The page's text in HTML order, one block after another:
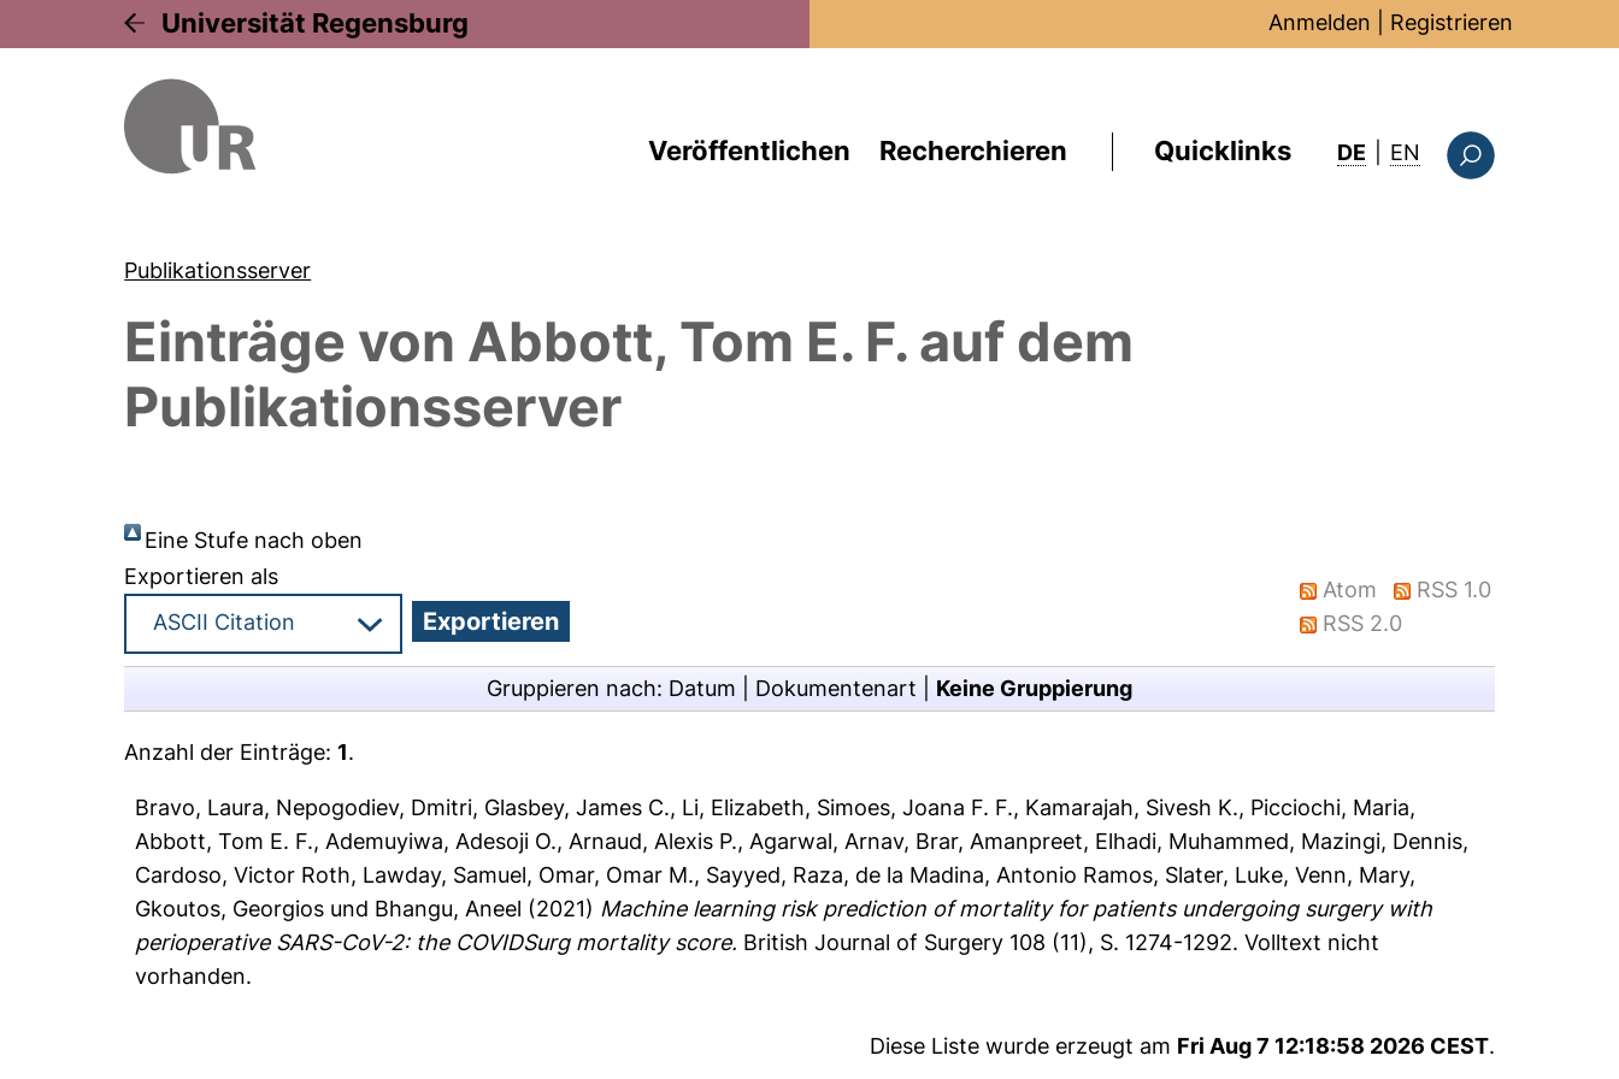
Universität Regensburg Anmelden Registrieren
Veröffentlichen Recherchieren Quicklinks DE EN : this page in
Publikationsserver
Einträge von Abbott, Tom E. F. auf dem
Publikationsserver
Eine Stufe nach oben
Exportieren als
Atom
RSS 1.0
RSS 2.0
Gruppieren nach: Datum Dokumentenart Keine Gruppierung
Anzahl der Einträge:1.
Bravo, Laura, Nepogodiev, Dmitri, Glasbey, James C., Li, Elizabeth, Simoes, Joana F. F., Kamarajah, Sivesh K., Picciochi, Maria,
Abbott, Tom E. F., Ademuyiwa, Adesoji O., Arnaud, Alexis P., Agarwal, Arnav, Brar, Amanpreet, Elhadi, Muhammed, Mazingi, Dennis,
Cardoso, Victor Roth, Lawday, Samuel, Omar, Omar M., Sayyed, Raza, de la Madina, Antonio Ramos, Slater, Luke,Venn, Mary,
Gkoutos, Georgios und Bhangu, Aneel (2021) Machine learning risk prediction of mortality for patients undergoing surgery with
perioperative SARS-CoV-2: the COVIDSurg mortality score. British Journal of Surgery 108 (11), S. 1274-1292.Volltext nicht
vorhanden.
Diese Liste wurde erzeugt am Fri Aug 7 12:18:58 2026 CEST.